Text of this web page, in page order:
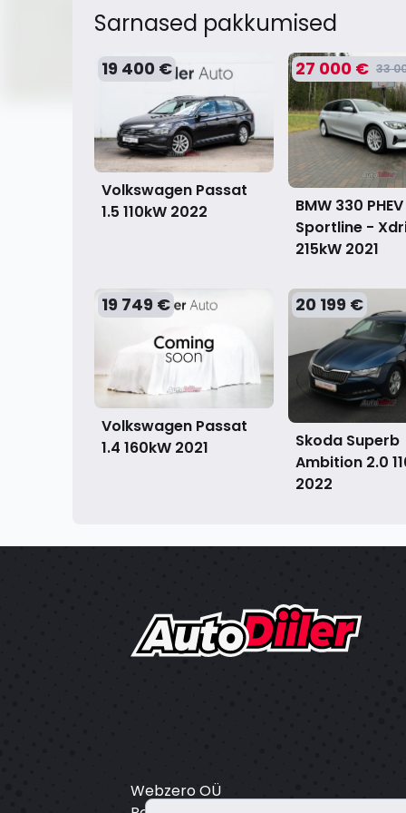
Sarnased pakkumised
19 400 €
Volkswagen Passat
1.5 110kW 2022
27 000 € 33
BMW 330
Sportline -
215kW 2021
19 749 €
Volkswagen Passat
1.4 160kW 2021
20 199 €
Skoda Superb
Ambition 2.0
2022
Webzero OÜ